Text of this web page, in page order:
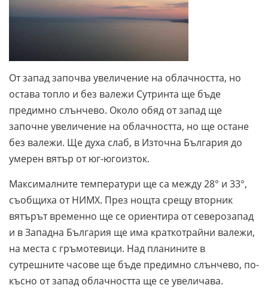
От запад започва увеличение на облачността, но
остава топло и без валежи Сутринта ще бъде
предимно слънчево. Около обяд от запад ще
започне увеличение на облачността, но ще остане
без валежи. Ще духа слаб, в Източна България до
умерен вятър от юг-югоизток.
Максималните температури ще са между 28° и 33°,
съобщиха от НИМХ. През нощта срещу вторник
вятърът временно ще се ориентира от северозапад
и в Западна България ще има краткотрайни валежи,
на места с гръмотевици. Над планините в
сутрешните часове ще бъде предимно слънчево, по-
късно от запад облачността ще се увеличава.